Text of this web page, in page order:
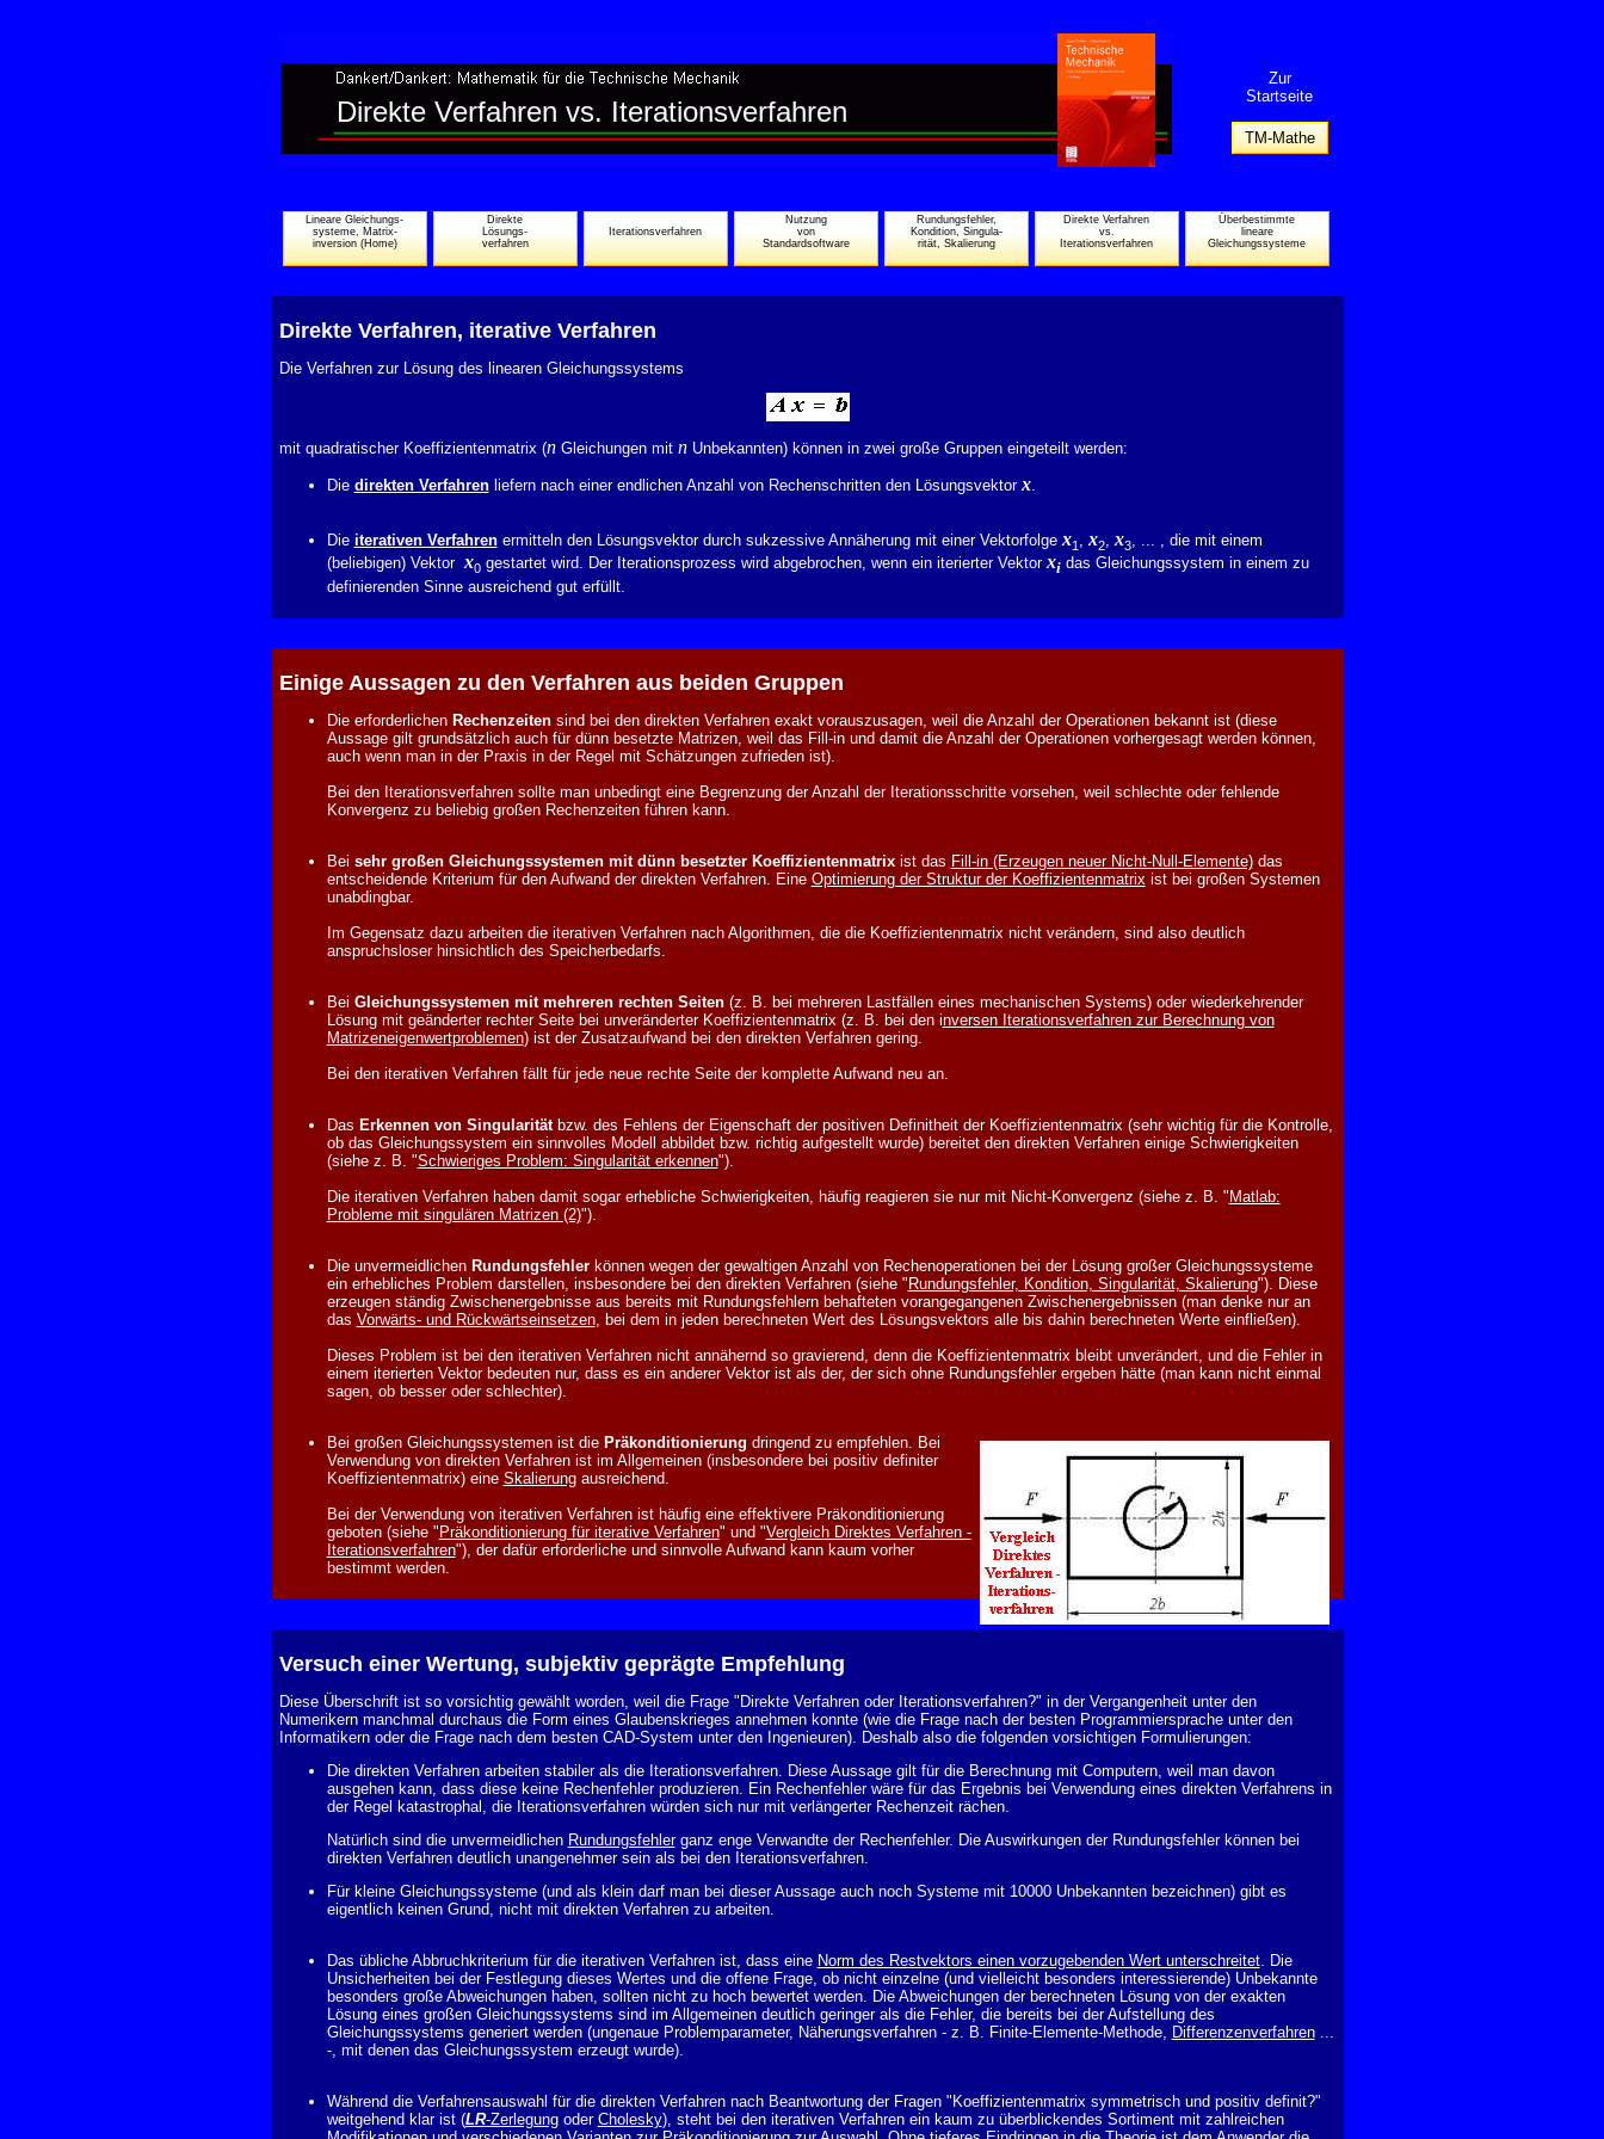
Direkte Verfahren vs. Iterationsverfahren
Zur
Startseite
TM-Mathe
Lineare Gleichungs-
systeme, Matrix-
inversion (Home)
Direkte
Lösungs-
verfahren
Iterationsverfahren
Nutzung
von
Standardsoftware
Rundungsfehler,
Kondition, Singula-
rität, Skalierung
Direkte Verfahren
vs.
Iterationsverfahren
Überbestimmte
lineare
Gleichungssysteme
Direkte Verfahren, iterative Verfahren
Die Verfahren zur Lösung des linearen Gleichungssystems
mit quadratischer Koeffizientenmatrix (nGleichungen mit nUnbekannten) können in zwei große Gruppen eingeteilt werden:
Die direkten Verfahrenliefern nach einer endlichen Anzahl von Rechenschritten den Lösungsvektor x.
Die iterativen Verfahrenermitteln den Lösungsvektor durch sukzessive Annäherung mit einer Vektorfolge x1 x2, x3, ... , die mit einem
(beliebigen) Vektorx0gestartet wird. Der Iterationsprozess wird abgebrochen, wenn ein iterierter Vektorxidas Gleichungssystem in einem zu
definierenden Sinne ausreichend gut erfüllt.
Einige Aussagen zu den Verfahren aus beiden Gruppen
Die erforderlichen Rechenzeitensind bei den direkten Verfahren exakt vorauszusagen, weil die Anzahl der Operationen bekannt ist (diese
Aussage gilt grundsätzlich auch für dünn besetzte Matrizen, weil das Fill-in und damit die Anzahl der Operationen vorhergesagt werden können,
auch wenn man in der Praxis in der Regel mit Schätzungen zufrieden ist).
Bei den Iterationsverfahren sollte man unbedingt eine Begrenzung der Anzahl der Iterationsschritte vorsehen, weil schlechte oder fehlende
Konvergenz zu beliebig großen Rechenzeiten führen kann.
Bei sehr großen Gleichungssystemen mit dünn besetzter Koeffizientenmatrixist das Fill-in (Erzeugen neuer Nicht-Null-Elemente)das
entscheidende Kriterium für den Aufwand der direkten Verfahren. Eine Optimierung der Struktur der Koeffizientenmatrixist bei großen Systemen
unabdingbar.
Im Gegensatz dazu arbeiten die iterativen Verfahren nach Algorithmen, die die Koeffizientenmatrix nicht verändern, sind also deutlich
anspruchsloser hinsichtlich des Speicherbedarfs.
Bei Gleichungssystemen mit mehreren rechten Seiten(z. B. bei mehreren Lastfällen eines mechanischen Systems) oder wiederkehrender
Lösung mit geänderter rechter Seite bei unveränderter Koeffizientenmatrix (z. B. bei den inversen Iterationsverfahren zur Berechnung von
Matrizeneigenwertproblemen) ist der Zusatzaufwand bei den direkten Verfahren gering.
Bei den iterativen Verfahren fällt für jede neue rechte Seite der komplette Aufwand neu an.
Das Erkennen von Singularitätbzw. des Fehlens der Eigenschaft der positiven Definitheit der Koeffizientenmatrix (sehr wichtig für die Kontrolle,
ob das Gleichungssystem ein sinnvolles Modell abbildet bzw. richtig aufgestellt wurde) bereitet den direkten Verfahren einige Schwierigkeiten
(siehe z. B. "Schwieriges Problem: Singularität erkennen").
Die iterativen Verfahren haben damit sogar erhebliche Schwierigkeiten, häufig reagieren sie nur mit Nicht-Konvergenz (siehe z. B. " Matlab:
Probleme mit singulären Matrizen (2)").
Die unvermeidlichen Rundungsfehlerkönnen wegen der gewaltigen Anzahl von Rechenoperationen bei der Lösung großer Gleichungssysteme
ein erhebliches Problem darstellen, insbesondere bei den direkten Verfahren (siehe " Rundungsfehler, Kondition, Singularität, Skalierung"). Diese
erzeugen ständig Zwischenergebnisse aus bereits mit Rundungsfehlern behafteten vorangegangenen Zwischenergebnissen (man denke nur an
das Vorwärts- und Rückwärtseinsetzen, bei dem in jeden berechneten Wert des Lösungsvektors alle bis dahin berechneten Werte einfließen).
Dieses Problem ist bei den iterativen Verfahren nicht annähernd so gravierend, denn die Koeffizientenmatrix bleibt unverändert, und die Fehler in
einem iterierten Vektor bedeuten nur, dass es ein anderer Vektor ist als der, der sich ohne Rundungsfehler ergeben hätte (man kann nicht einmal
sagen, ob besser oder schlechter).
Bei großen Gleichungssystemen ist die Präkonditionierung dringend zu empfehlen. Bei
Verwendung von direkten Verfahren ist im Allgemeinen (insbesondere bei positiv definiter
Koeffizientenmatrix) eine Skalierungausreichend.
Bei der Verwendung von iterativen Verfahren ist häufig eine effektivere Präkonditionierung
geboten (siehe " Präkonditionierung für iterative Verfahren" und "Vergleich Direktes Verfahren -
Iterationsverfahren"), der dafür erforderliche und sinnvolle Aufwand kann kaum vorher
bestimmt werden.
Versuch einer Wertung, subjektiv geprägte Empfehlung
Diese Überschrift ist so vorsichtig gewählt worden, weil die Frage "Direkte Verfahren oder Iterationsverfahren?" in der Vergangenheit unter den
Numerikern manchmal durchaus die Form eines Glaubenskrieges annehmen konnte (wie die Frage nach der besten Programmiersprache unter den
Informatikern oder die Frage nach dem besten CAD-System unter den Ingenieuren). Deshalb also die folgenden vorsichtigen Formulierungen:
Die direkten Verfahren arbeiten stabiler als die Iterationsverfahren. Diese Aussage gilt für die Berechnung mit Computern, weil man davon
ausgehen kann, dass diese keine Rechenfehler produzieren. Ein Rechenfehler wäre für das Ergebnis bei Verwendung eines direkten Verfahrens in
der Regel katastrophal, die Iterationsverfahren würden sich nur mit verlängerter Rechenzeit rächen.
Natürlich sind die unvermeidlichen Rundungsfehlerganz enge Verwandte der Rechenfehler. Die Auswirkungen der Rundungsfehler können bei
direkten Verfahren deutlich unangenehmer sein als bei den Iterationsverfahren.
Für kleine Gleichungssysteme (und als klein darf man bei dieser Aussage auch noch Systeme mit 10000 Unbekannten bezeichnen) gibt es
eigentlich keinen Grund, nicht mit direkten Verfahren zu arbeiten.
Das übliche Abbruchkriterium für die iterativen Verfahren ist, dass eine Norm des Restvektors einen vorzugebenden Wert unterschreitet. Die
Unsicherheiten bei der Festlegung dieses Wertes und die offene Frage, ob nicht einzelne (und vielleicht besonders interessierende) Unbekannte
besonders große Abweichungen haben, sollten nicht zu hoch bewertet werden. Die Abweichungen der berechneten Lösung von der exakten
Lösung eines großen Gleichungssystems sind im Allgemeinen deutlich geringer als die Fehler, die bereits bei der Aufstellung des
Gleichungssystems generiert werden (ungenaue Problemparameter, Näherungsverfahren - z. B. Finite-Elemente-Methode, Differenzenverfahren...
-, mit denen das Gleichungssystem erzeugt wurde).
Während die Verfahrensauswahl für die direkten Verfahren nach Beantwortung der Fragen "Koeffizientenmatrix symmetrisch und positiv definit?"
weitgehend klar ist (LR-Zerlegungoder Cholesky), steht bei den iterativen Verfahren ein kaum zu überblickendes Sortiment mit zahlreichen